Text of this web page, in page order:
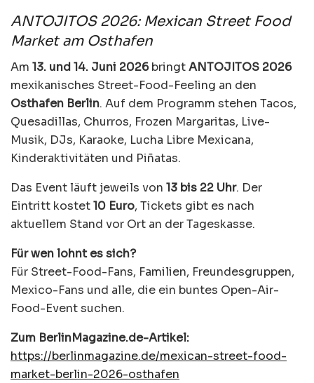
ANTOJITOS 2026: Mexican Street Food
Market am Osthafen
Am 13. und 14. Juni 2026bringtANTOJITOS 2026
mexikanisches Street-Food-Feeling an den
Osthafen Berlin. Auf dem Programm stehen Tacos,
Quesadillas, Churros, Frozen Margaritas, Live-
Musik, DJs, Karaoke, Lucha Libre Mexicana,
Kinderaktivitäten und Piñatas.
Das Event läuft jeweils von 13 bis 22 Uhr. Der
Eintritt kostet10 Euro, Tickets gibt es nach
aktuellem Stand vor Ort an der Tageskasse.
Für wen lohnt es sich?
Für Street-Food-Fans, Familien, Freundesgruppen,
Mexico-Fans und alle, die ein buntes Open-Air-
Food-Event suchen.
Zum BerlinMagazine.de-Artikel:
https://berlinmagazine.de/mexican-street-food-
market-berlin-2026-osthafen